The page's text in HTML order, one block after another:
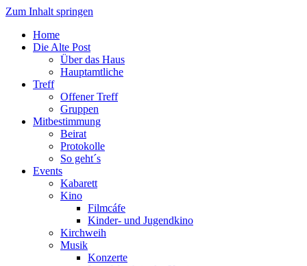
Zum Inhalt springen
Home
Die Alte Post
Über das Haus
Hauptamtliche
Treff
Offener Treff
Gruppen
Mitbestimmung
Beirat
Protokolle
So geht´s
Events
Kabarett
Kino
Filmcáfe
Kinder- und Jugendkino
Kirchweih
Musik
Konzerte